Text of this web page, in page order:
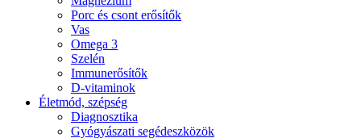
Porc és csont erősítők
Vas
Omega 3
Szelén
Immunerősítők
D-vitaminok
Életmód, szépség
Diagnosztika
Gyógyászati segédeszközök